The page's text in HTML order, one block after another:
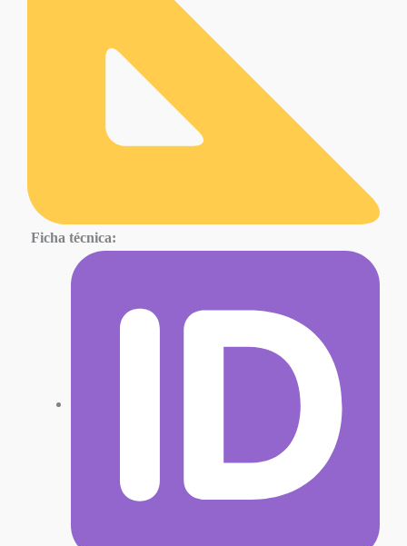
Ficha técnica: